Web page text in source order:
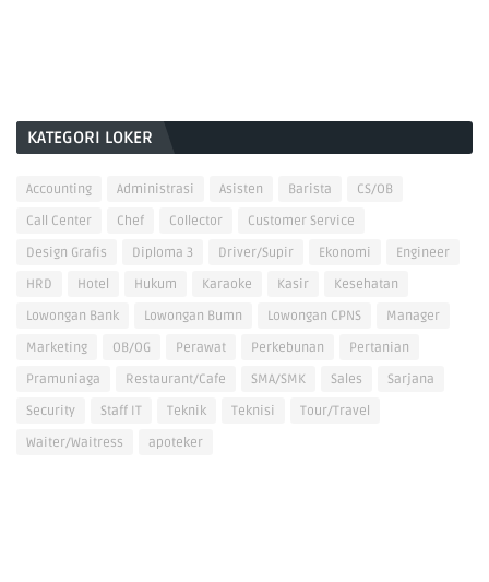
KATEGORI LOKER
Accounting Administrasi Asisten Barista
CS/OB
Call Center
Chef Collector
Customer Service
Design Grafis
Diploma 3 Driver/Supir Ekonomi
Engineer
HRD
Hotel Hukum Karaoke Kasir
Kesehatan
Lowongan Bank
Lowongan Bumn Lowongan CPNS
Manager
Marketing
OB/OG Perawat Perkebunan
Pertanian
Pramuniaga
Restaurant/Cafe SMA/SMK Sales
Sarjana
Security
Staff IT Teknik Teknisi
Tour/Travel
Waiter/Waitress
apoteker